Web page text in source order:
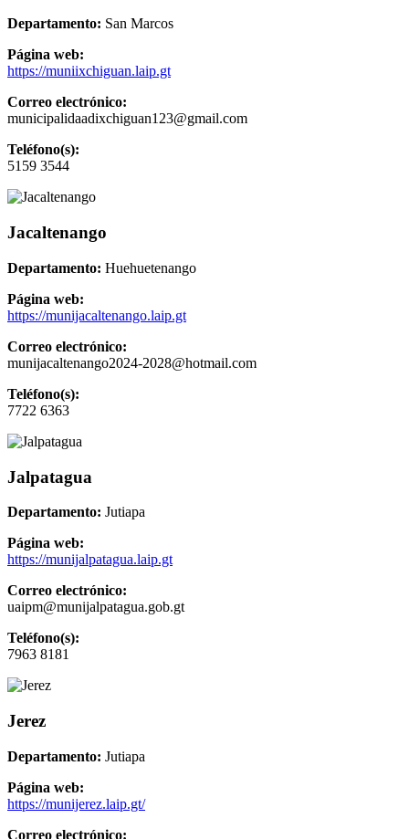
Departamento: San Marcos
Página web:
https://muniixchiguan.laip.gt
Correo electrónico:
municipalidaadixchiguan123@gmail.com
Teléfono(s):
5159 3544
Jacaltenango
Departamento: Huehuetenango
Página web:
https://munijacaltenango.laip.gt
Correo electrónico:
munijacaltenango2024-2028@hotmail.com
Teléfono(s):
7722 6363
Jalpatagua
Departamento: Jutiapa
Página web:
https://munijalpatagua.laip.gt
Correo electrónico:
uaipm@munijalpatagua.gob.gt
Teléfono(s):
7963 8181
Jerez
Departamento: Jutiapa
Página web:
https://munijerez.laip.gt/
Correo electrónico: